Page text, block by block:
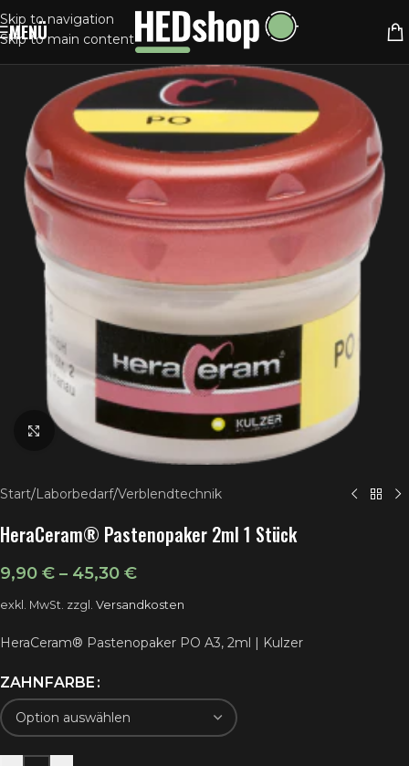
Skip to navigation
Skip to main content
MENÜ
Klick zum Vergrößern
Start/Laborbedarf/Verblendtechnik
HeraCeram® Pastenopaker 2ml 1 Stück
9,90 € – 45,30 €
exkl. MwSt. zzgl. Versandkosten
HeraCeram® Pastenopaker PO A3, 2ml | Kulzer
ZAHNFARBE